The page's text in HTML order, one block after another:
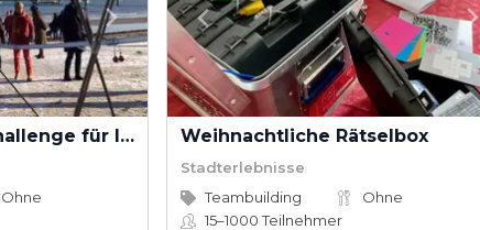
Kugelbahn - Die Challenge für Ihr Team!
Ohne
Weihnachtliche Rätselbox
Stadterlebnisse
Teambuilding
Ohne
15–1000Teilnehmer